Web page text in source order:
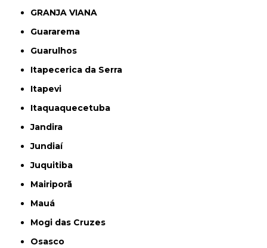
GRANJA VIANA
Guararema
Guarulhos
Itapecerica da Serra
Itapevi
Itaquaquecetuba
Jandira
Jundiaí
Juquitiba
Mairiporã
Mauá
Mogi das Cruzes
Osasco